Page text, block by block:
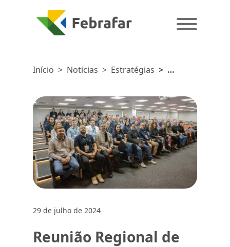
Início > Noticias > Estratégias >
Regional
de
Estratégias
e
Negócios
2024 Sul:
Um
Evento
Farmacêutico
29 de julho de 2024
Reunião Regional de